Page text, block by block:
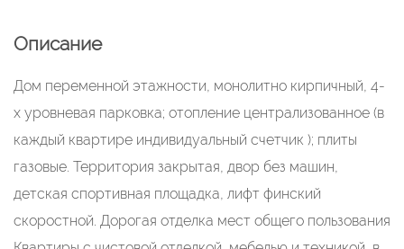
Описание
Дом переменной этажности, монолитно кирпичный, 4-
х уровневая парковка; отопление централизованное (в
каждый квартире индивидуальный счетчик ); плиты
газовые. Территория закрытая, двор без машин,
детская спортивная площадка, лифт финский
скоростной. Дорогая отделка мест общего пользования